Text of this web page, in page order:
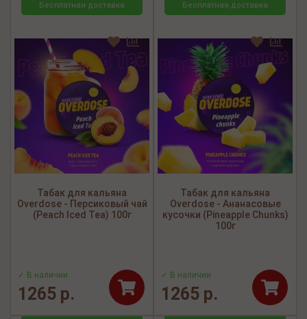
Бесплатная доставка
Табак для кальяна
Overdose - Персиковый чай
(Peach Iced Tea) 100г
✓ В наличии
1265 р.
Бесплатная доставка
Табак для кальяна
Overdose - Ананасовые
кусочки (Pineapple Chunks)
100г
✓ В наличии
1265 р.